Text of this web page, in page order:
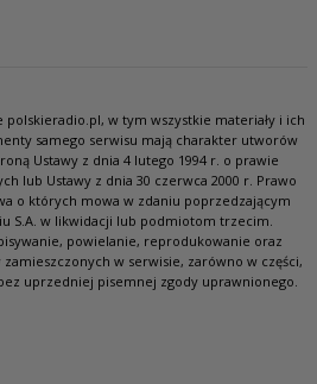
polskieradio.pl, w tym wszystkie materiały i ich
samego serwisu mają charakter utworów
Ustawy z dnia 4 lutego 1994 r. o prawie
lub Ustawy z dnia 30 czerwca 2000 r. Prawo
o których mowa w zdaniu poprzedzającym
S.A. w likwidacji lub podmiotom trzecim.
powielanie, reprodukowanie oraz
w serwisie, zarówno w części,
uprzedniej pisemnej zgody uprawnionego.